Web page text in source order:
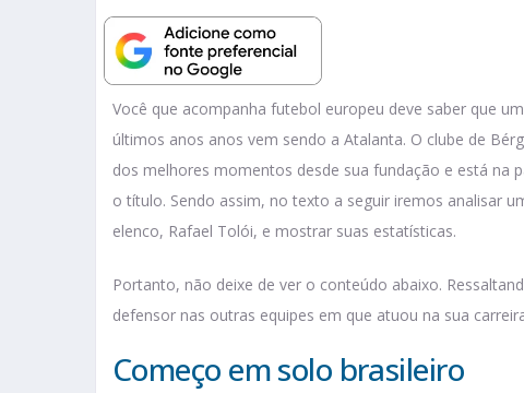
Você que acompanha futebol europeu deve saber que
últimos anos anos vem sendo a Atalanta. O clube de
dos melhores momentos desde sua fundação e está na
o título. Sendo assim, no texto a seguir iremos analisar
elenco, Rafael Tolói, e mostrar suas estatísticas.
Portanto, não deixe de ver o conteúdo abaixo.
defensor nas outras equipes em que atuou na sua
Começo em solo brasileiro